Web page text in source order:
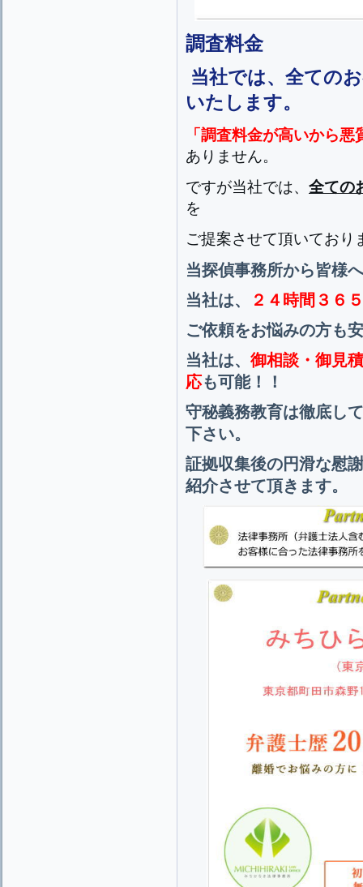
調査料金
当社では、全ての
いたします。
「調査料金が高いから
ありません。
ですが当社では、 全ての
を
ご提案させて頂いており
当探偵事務所から皆様へ
当社は、
２４時間３６
ご依頼をお悩みの方も
当社は、 御相談・御見
応も可能！！
守秘義務教育は徹底し
下さい。
証拠収集後の円滑な慰
紹介させて頂きます。